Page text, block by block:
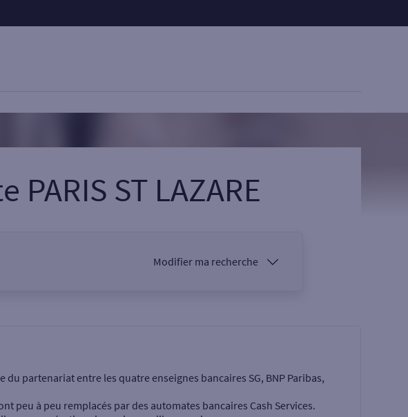
ST LAZARE
Modifier ma recherche
partenariat entre les quatre enseignes bancaires SG, BNP Paribas,
peu à peu remplacés par des automates bancaires Cash Services.